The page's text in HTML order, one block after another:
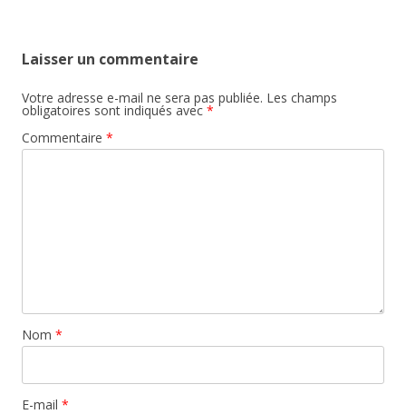
Laisser un commentaire
Votre adresse e-mail ne sera pas publiée. Les champs
obligatoires sont indiqués avec *
Commentaire *
Nom *
E-mail *